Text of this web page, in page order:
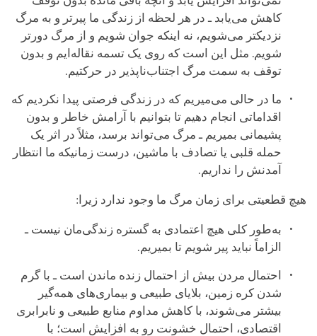
کاهش می‌یابد ـ در هر لحظه از زندگی ما پیرتر و به مرگ
نزدیکتر می‌شویم، نه اینکه جوان شویم و از مرگ دورتر
شویم. مثل این است که روی یک تسمه نقاله‌ایم و بدون
توقف به سمت مرگ اجتناب‌ناپذیر در حرکتیم.
ما در حالی می‌میریم که در زندگی فرصتی پیدا نکردیم که
اقداماتی انجام دهیم تا بتوانیم با آرامش خاطر و بدون
پشیمانی بمیریم ـ مرگ می‌تواند برسد، مثلاً در اثر یک
حمله قلبی یا تصادف با ماشین، درست زمانیکه ما انتظار
آمدنش را نداریم.
هیچ قطعیتی برای زمان مرگ ما وجود ندارد زیرا:
به‌طور کلی هیچ اعتمادی به گستره زندگی‌مان نیست ـ
الزاماً نباید پیر شویم تا بمیریم.
احتمال مردن بیش از احتمال زنده ماندن است ـ با گرم
شدن کره زمین، بلایای طبیعی و بیماری‌های همه‌گیر
بیشتر می‌شوند، با کاهش مداوم منابع طبیعی و نابرابری
اقتصادی، احتمال خشونت رو به افزایش است؛ با